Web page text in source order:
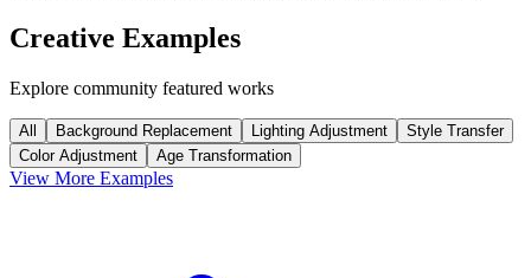
Creative Examples
Explore community featured works
All Background Replacement Lighting Adjustment
Style Transfer
Color Adjustment
Age Transformation
View More Examples